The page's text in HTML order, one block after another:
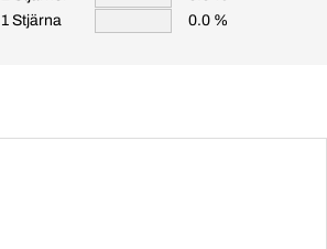
1 Stjärna
0.0 %